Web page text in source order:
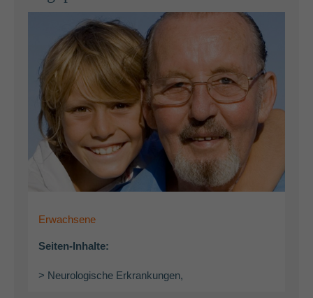
Erwachsene
Seiten-Inhalte:
> Neurologische Erkrankungen,